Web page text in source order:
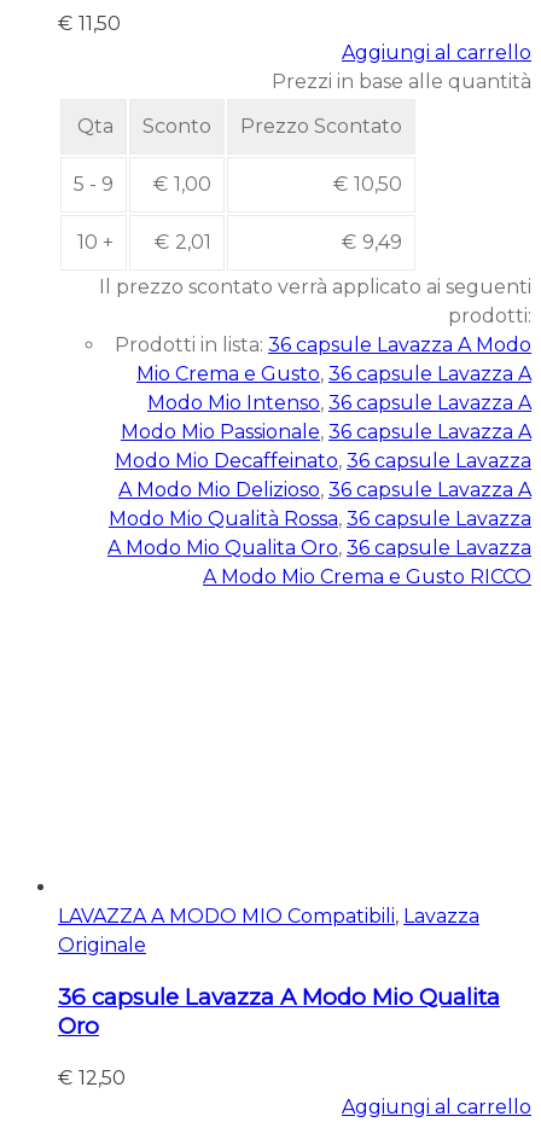
€ 11,50
Aggiungi al carrello
Prezzi in base alle quantità
Qta
Sconto Prezzo Scontato
5 - 9 € 1,00 € 10,50
10 + € 2,01 € 9,49
Il prezzo scontato verrà applicato ai seguenti
prodotti:
Prodotti in lista: 36 capsule Lavazza A Modo
Mio Crema e Gusto, 36 capsule Lavazza A
Modo Mio Intenso, 36 capsule Lavazza A
Modo Mio Passionale, 36 capsule Lavazza A
Modo Mio Decaffeinato, 36 capsule Lavazza
A Modo Mio Delizioso, 36 capsule Lavazza A
Modo Mio Qualità Rossa, 36 capsule Lavazza
A Modo Mio Qualita Oro, 36 capsule Lavazza
A Modo Mio Crema e Gusto RICCO
LAVAZZA A MODO MIO Compatibili, Lavazza
Originale
36 capsule Lavazza A Modo Mio Qualita
Oro
€ 12,50
Aggiungi al carrello